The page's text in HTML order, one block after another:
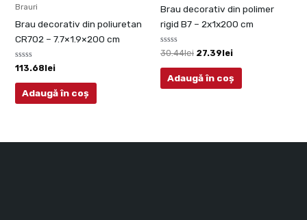
Brauri
Brau decorativ din poliuretan
CR702 – 7.7×1.9×200 cm
Evaluat
la
0
din
113.68lei
Adaugă în coș
Brau decorativ din polimer
rigid B7 – 2x1x200 cm
Evaluat
la
0
din
30.44lei 27.39lei
Adaugă în coș